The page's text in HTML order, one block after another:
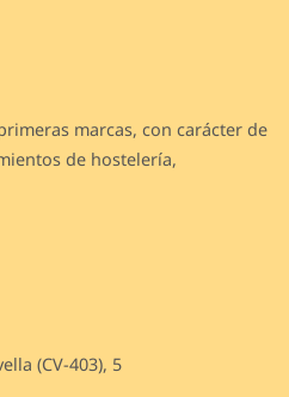
marcas, con carácter de
de hostelería,
(CV-403), 5